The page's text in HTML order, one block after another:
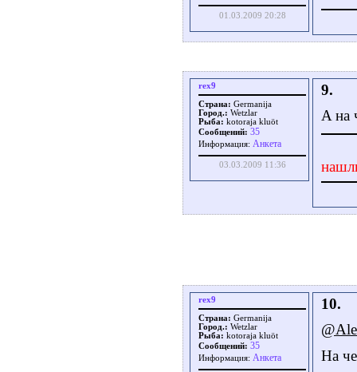
01.03.2009 20:28
rex9
Страна: Germanija
Город.: Wetzlar
Рыба: kotoraja kluöt
Сообщений: 35
Информация: Aнкета
03.03.2009 11:36
9.
A нa
rex9
Страна: Germanija
Город.: Wetzlar
Рыба: kotoraja kluöt
Сообщений: 35
Информация: Aнкета
10.
На